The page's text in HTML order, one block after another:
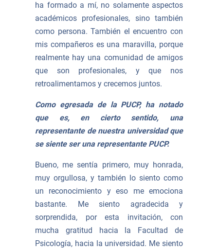
ha formado a mí, no solamente aspectos
académicos profesionales, sino también
como persona. También el encuentro con
mis compañeros es una maravilla, porque
realmente hay una comunidad de amigos
que son profesionales, y que nos
retroalimentamos y crecemos juntos.
Como egresada de la PUCP, ha notado
que es, en cierto sentido, una
representante de nuestra universidad que
se siente ser una representante PUCP.
Bueno, me sentía primero, muy honrada,
muy orgullosa, y también lo siento como
un reconocimiento y eso me emociona
bastante. Me siento agradecida y
sorprendida, por esta invitación, con
mucha gratitud hacia la Facultad de
Psicología, hacia la universidad. Me siento